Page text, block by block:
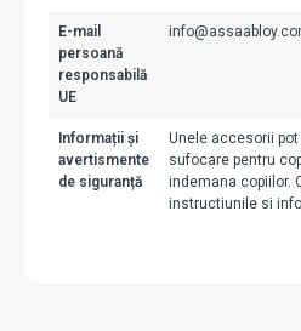
E-mail
persoană
responsabilă
UE
Informații și
avertismente
de siguranță
Unele accesorii
sufocare pentru
indemana copiilor.
instructiunile si